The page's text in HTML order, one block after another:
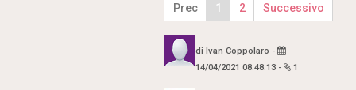
Prec 1 2 Successivo
diIvan Coppolaro -
14/04/2021 08:48:13 - 1